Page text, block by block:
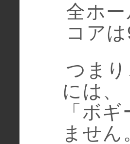
全ホ
コア
つま
には、
「ボ
ません